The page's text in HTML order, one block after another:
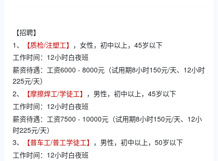
【招聘】
1、
【质检/注塑工】 ，女性，初中以上，45岁以下
工作时间：12小时白夜班
薪资待遇：工资6000 - 8000元（试用期8小时150元/天、12小时
225元/天）
2、
【摩擦焊工/学徒工】 ，男性，初中以上，45岁以下
工作时间：12小时白夜班
薪资待遇：工资7500 - 10000元（试用期8小时150元/天、12小
时225元/天）
3、
【普车工/普工学徒工】 ，男性，初中以上，50岁以下
工作时间：12小时白夜班